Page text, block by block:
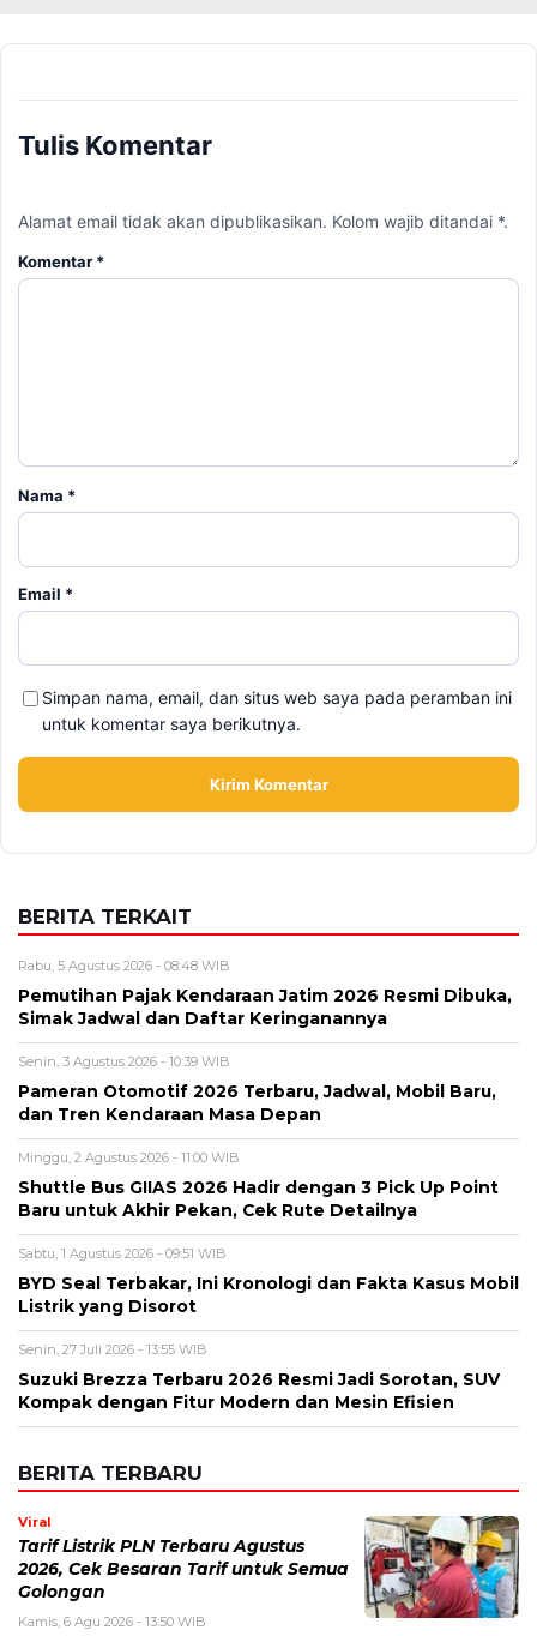
Tulis Komentar
Alamat email tidak akan dipublikasikan. Kolom wajib ditandai *.
Komentar*
Nama*
Simpan nama, email, dan situs web saya pada peramban ini
untuk komentar saya berikutnya.